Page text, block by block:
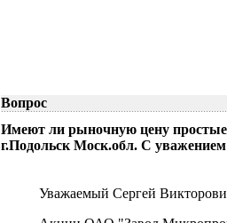
Вопрос
Имеют ли рыночную цену
г.Подольск Моск.обл. С
Уважаемый Сергей